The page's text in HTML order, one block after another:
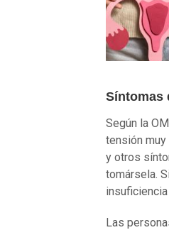
Síntomas
Según la
tensión
y otros
tomársela.
Las